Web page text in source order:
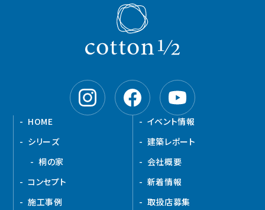
HOME
シリーズ
桐の家
コンセプト
施工事例
イベント情報
建築レポート
会社概要
新着情報
取扱店募集